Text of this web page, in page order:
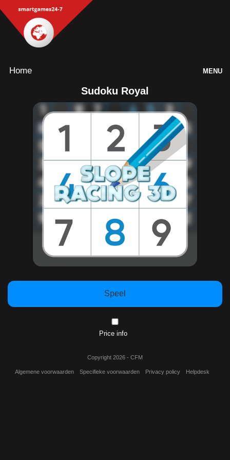
Home MENU
Sudoku Royal
Speel
Price info
Copyright 2026 - CFM
Algemene voorwaarden Specifieke voorwaarden Privacy policy Helpdesk